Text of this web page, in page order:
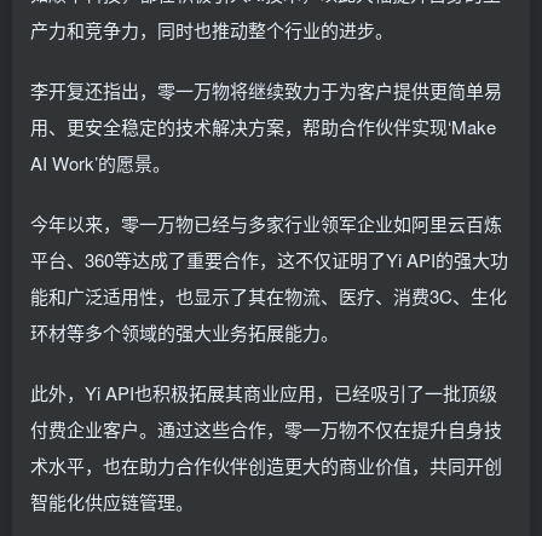
产力和竞争力，同时也推动整个行业的进步。
李开复还指出，零一万物将继续致力于为客户提供更简单易
用、更安全稳定的技术解决方案，帮助合作伙伴实现‘Make
AI Work’的愿景。
今年以来，零一万物已经与多家行业领军企业如阿里云百炼
平台、360等达成了重要合作，这不仅证明了Yi API的强大功
能和广泛适用性，也显示了其在物流、医疗、消费3C、生化
环材等多个领域的强大业务拓展能力。
此外，Yi API也积极拓展其商业应用，已经吸引了一批顶级
付费企业客户。通过这些合作，零一万物不仅在提升自身技
术水平，也在助力合作伙伴创造更大的商业价值，共同开创
智能化供应链管理。